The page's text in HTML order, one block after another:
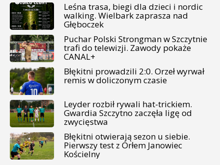
Leśna trasa, biegi dla dzieci i nordic
walking. Wielbark zaprasza nad
Głęboczek
Puchar Polski Strongman w Szczytnie
trafi do telewizji. Zawody pokaże
CANAL+
Błękitni prowadzili 2:0. Orzeł wyrwał
remis w doliczonym czasie
Leyder rozbił rywali hat-trickiem.
Gwardia Szczytno zaczęła ligę od
zwycięstwa
Błękitni otwierają sezon u siebie.
Pierwszy test z Orłem Janowiec
Kościelny